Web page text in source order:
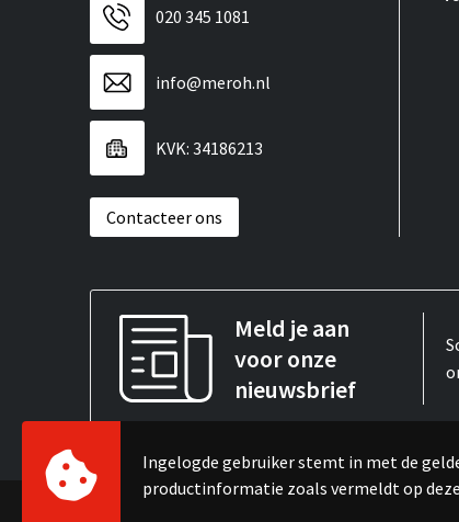
020 345 1081
info@meroh.nl
KVK: 34186213
Contacteer ons
Meld je aan
voor onze
nieuwsbrief
Ingelogde gebruiker stemt in met de
productinformatie zoals vermeldt op